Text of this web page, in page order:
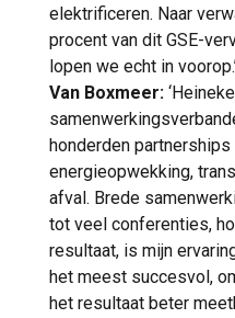
elektrificeren. Naar
procent van dit GSE-
lopen we echt in
Van Boxmeer:
honderden
energieopwekking,
afval. Brede
tot veel conferenties,
resultaat, is mijn
het meest succesvol,
het resultaat beter